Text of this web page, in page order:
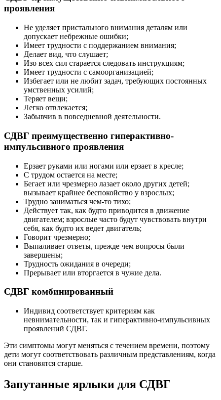
проявления
Не уделяет пристального внимания деталям или
допускает небрежные ошибки;
Имеет трудности с поддержанием внимания;
Делает вид, что слушает;
Изо всех сил старается следовать инструкциям;
Имеет трудности с самоорганизацией;
Избегает или не любит задач, требующих постоянных
умственных усилий;
Теряет вещи;
Легко отвлекается;
Забывчив в повседневной деятельности.
СДВГ преимущественно гиперактивно-
импульсивного проявления
Ерзает руками или ногами или ерзает в кресле;
С трудом остается на месте;
Бегает или чрезмерно лазает около других детей;
вызывает крайнее беспокойство у взрослых;
Трудно заниматься чем-то тихо;
Действует так, как будто приводится в движение
двигателем; взрослые часто будут чувствовать внутри
себя, как будто их ведет двигатель;
Говорит чрезмерно;
Выпаливает ответы, прежде чем вопросы были
завершены;
Трудность ожидания в очереди;
Прерывает или вторгается в чужие дела.
СДВГ комбинированный
Индивид соответствует критериям как
невнимательности, так и гиперактивно-импульсивных
проявлений СДВГ.
Эти симптомы могут меняться с течением времени, поэтому
дети могут соответствовать различным представлениям, когда
они становятся старше.
Запутанные ярлыки для СДВГ